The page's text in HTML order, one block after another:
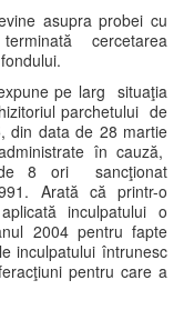
asupra probei cu
cercetarea
pe larg situaţia
parchetului de
din data de 28 martie
în cauză,
8 ori sancţionat
Arată că printr-o
inculpatului o
2004 pentru fapte
inculpatului întrunesc
pentru care a